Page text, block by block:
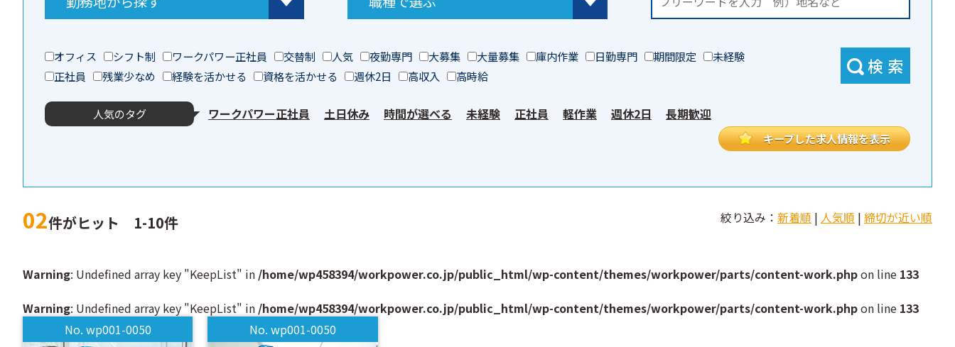
オフィス シフト制 ワークパワー正社員 交替制 人気 夜勤専門 大募集 大量募集 庫内作業 日勤専門 期間限定
未経験
正社員
残業少なめ 経験を活かせる 資格を活かせる 週休2日 高収入 高時給 検索
人気のタグ ワークパワー正社員 土日休み 時間が選べる 未経験 正社員 軽作業 週休2日 長期歓迎
キープした求人情報を表示
02件がヒット 1-10件 絞り込み： 新着順 | 人気順 | 締切が近い順
Warning: Undefined array key "KeepList" in /home/wp458394/workpower.co.jp/public_html/wp-content/themes/workpower/parts/content-work.phpon line 133
Warning: Undefined array key "KeepList" in /home/wp458394/workpower.co.jp/public_html/wp-content/themes/workpower/parts/content-work.phpon line 133
No. wp001-0050
No. wp001-0050